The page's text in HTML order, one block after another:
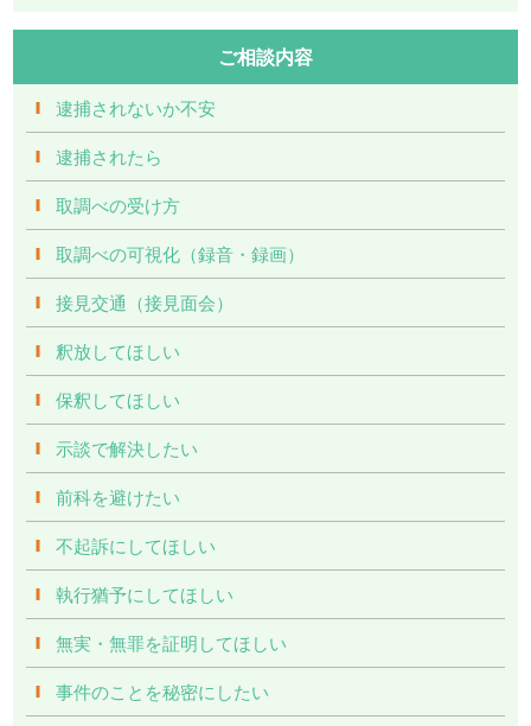
ご相談内容
逮捕されないか不安
逮捕されたら
取調べの受け方
取調べの可視化（録音・録画）
接見交通（接見面会）
釈放してほしい
保釈してほしい
示談で解決したい
前科を避けたい
不起訴にしてほしい
執行猶予にしてほしい
無実・無罪を証明してほしい
事件のことを秘密にしたい